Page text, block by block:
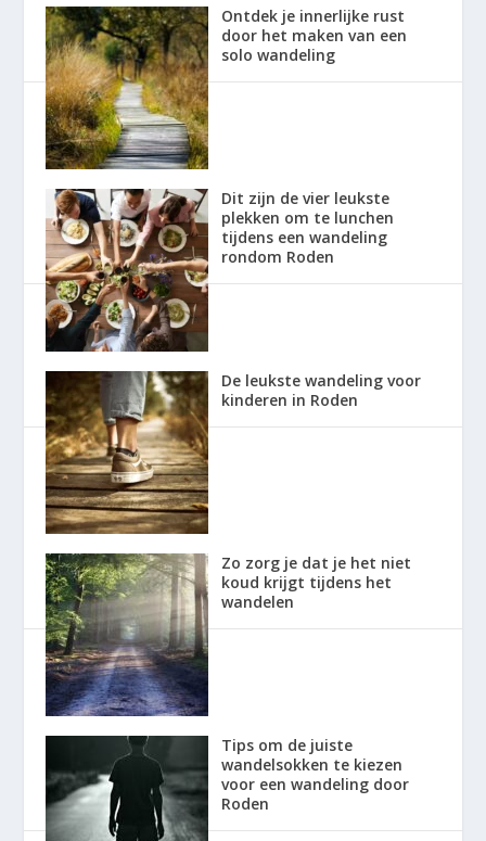
Ontdek je innerlijke rust
door het maken van een
solo wandeling
Dit zijn de vier leukste
plekken om te lunchen
tijdens een wandeling
rondom Roden
De leukste wandeling voor
kinderen in Roden
Zo zorg je dat je het niet
koud krijgt tijdens het
wandelen
Tips om de juiste
wandelsokken te kiezen
voor een wandeling door
Roden